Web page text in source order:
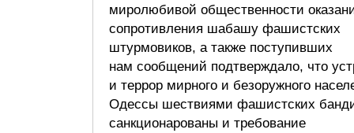
миролюбивой общественности
сопротивления шабашу фашистских
штурмовиков, а также поступивших
нам сообщений подтверждало, что
и террор мирного и безоружного
Одессы шествиями фашистских
санкционарованы и требование